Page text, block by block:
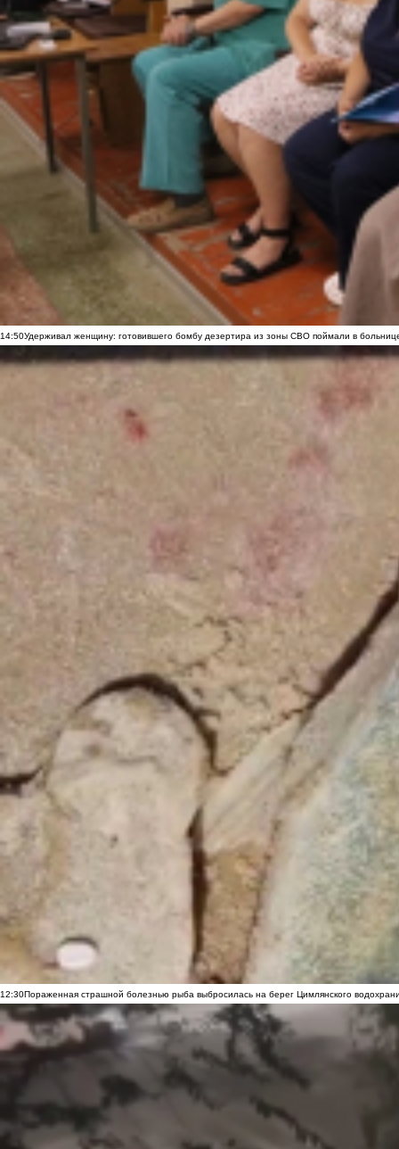
14:50Удерживал женщину: готовившего бомбу дезертира из зоны СВО поймали в
12:30Пораженная страшной болезнью рыба выбросилась на берег Цимлянского